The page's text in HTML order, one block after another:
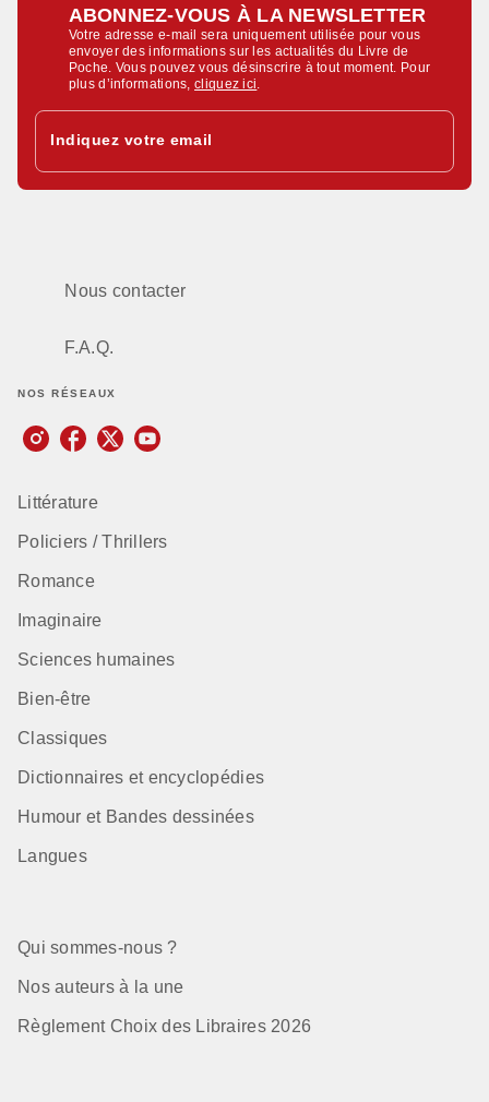
ABONNEZ-VOUS À LA NEWSLETTER
Votre adresse e-mail sera uniquement utilisée pour vous
envoyer des informations sur les actualités du Livre de
Poche. Vous pouvez vous désinscrire à tout moment. Pour
plus d’informations,cliquez ici
Indiquez votre email
Nous contacter
F.A.Q.
NOS RÉSEAUX
Littérature
Policiers / Thrillers
Romance
Imaginaire
Sciences humaines
Bien-être
Classiques
Dictionnaires et encyclopédies
Humour et Bandes dessinées
Langues
Qui sommes-nous ?
Nos auteurs à la une
Règlement Choix des Libraires 2026